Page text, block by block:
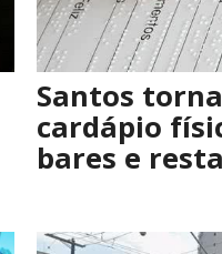
Santos
cardápio
bares e